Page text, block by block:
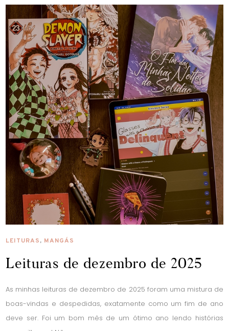
LEITURAS, MANGÁS
Leituras de dezembro de 2025
As minhas leituras de dezembro de 2025 foram uma mistura de
boas-vindas e despedidas, exatamente como um fim de ano
deve ser. Foi um bom mês de um ótimo ano lendo histórias